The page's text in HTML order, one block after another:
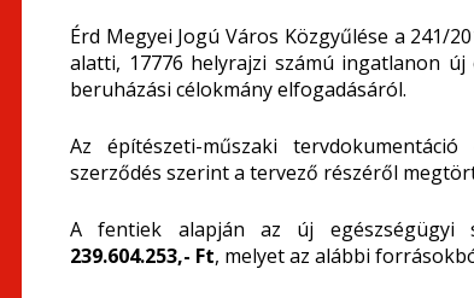
Érd Megyei Jogú Város Közgyűlése a 241/
alatti, 17776 helyrajzi számú ingatlanon
beruházási célokmány elfogadásáról.
Az építészeti-műszaki
szerződés szerint a tervező részéről
A fentiek alapján az új egészségügyi
239.604.253,- Ft, melyet az alábbi